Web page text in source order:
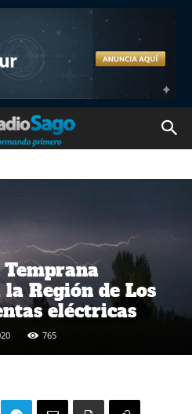
Región de Los
eléctricas
765